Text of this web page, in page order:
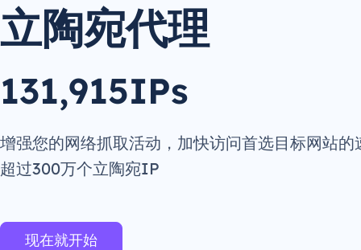
立陶宛代理
131,915IPs
增强您的网络抓取活动，加快访问首选目标网站的
超过300万个立陶宛IP
现在就开始